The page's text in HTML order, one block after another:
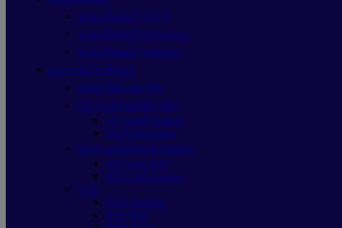
จอมอนิเตอร์ ASUS
จอมอนิเตอร์ Viewsonic
จอมอนิเตอร์ Samsung
อุปกรณ์เก็บข้อมูล
อุปกรณ์อ่านการ์ด
SD Card (เอสดีการ์ด)
SD Card Sandisk
SD Card Adata
SD Card HDD(ฮาร์ดดิส)
SD Card WD
SD Card Seagate
SSD
SSD Sandisk
SSD WD